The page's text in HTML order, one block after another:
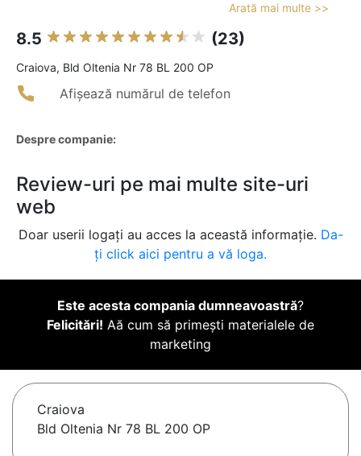
Arată mai multe >>
8.5 (23)
Craiova, Bld Oltenia Nr 78 BL 200 OP
Afișează numărul de telefon
Despre companie:
Review-uri pe mai multe site-uri
web
Doar userii logați au acces la această informație. Da-
ți click aici pentru a vă loga.
Este acesta compania dumneavoastră?
Felicitări! Aă cum să primești materialele de
marketing
Craiova
Bld Oltenia Nr 78 BL 200 OP